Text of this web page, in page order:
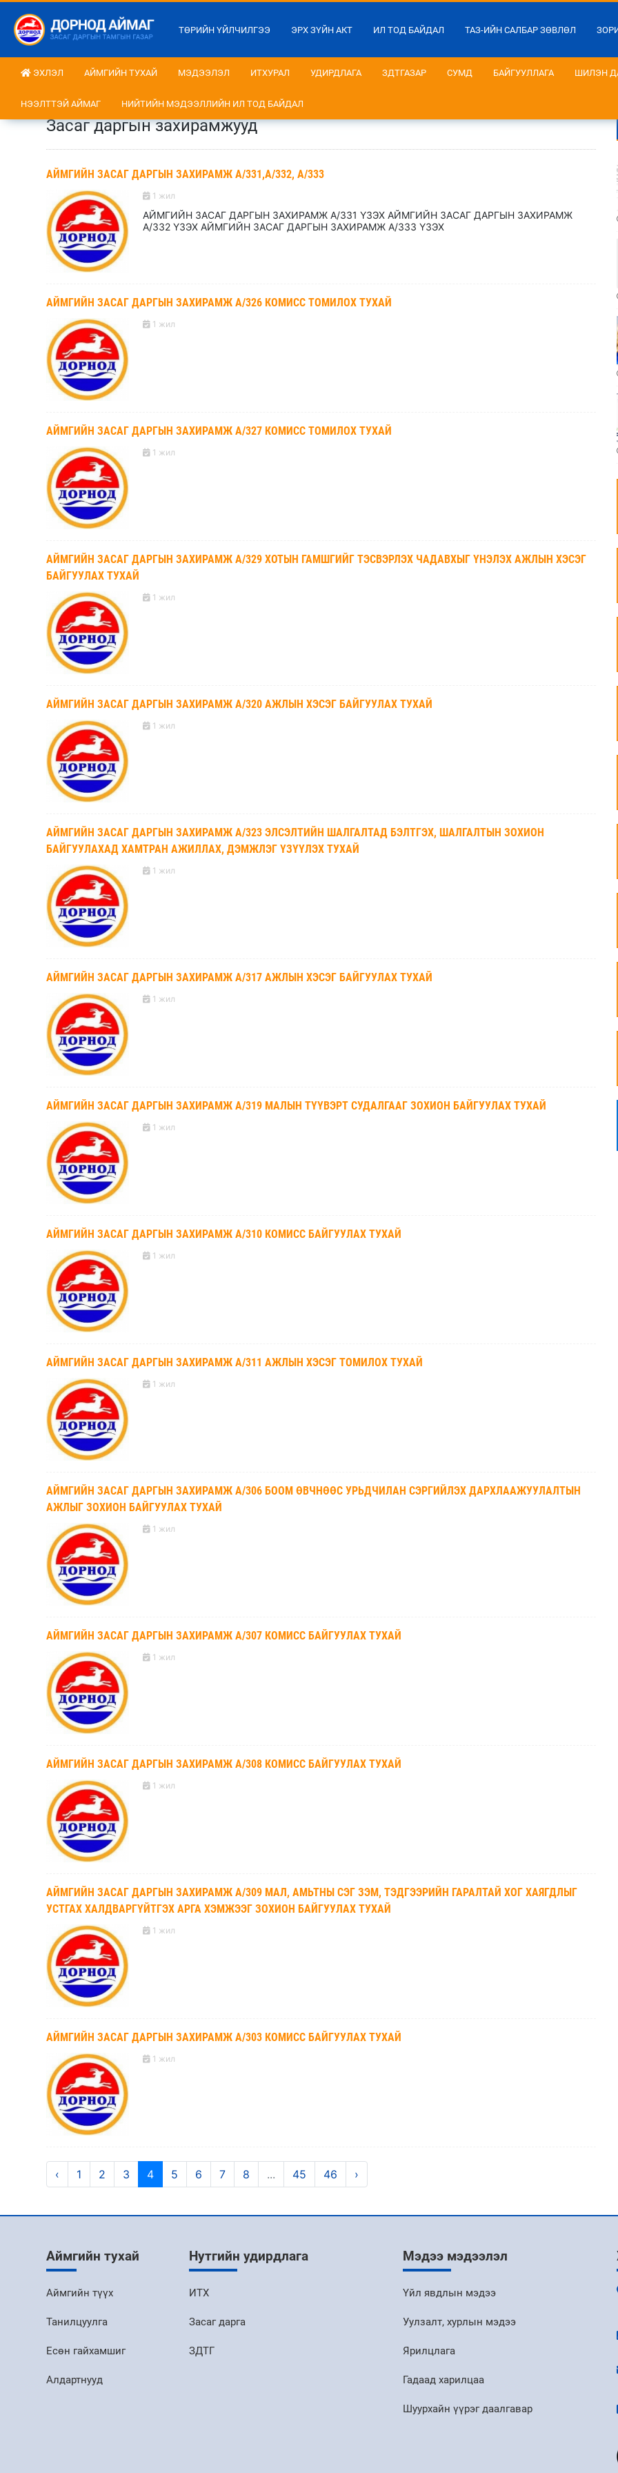
ТӨРИЙН ҮЙЛЧИЛГЭЭ ЭРХ ЗҮЙН АКТ ИЛ ТОД БАЙДАЛ ТАЗ-ИЙН САЛБАР ЗӨВЛӨЛ
ЭХЛЭЛ АЙМГИЙН ТУХАЙ МЭДЭЭЛЭЛ ИТХУРАЛ УДИРДЛАГА ЗДТГАЗАР СУМД БАЙГУУЛЛАГА ШИЛЭН
НЭЭЛТТЭЙ АЙМАГ НИЙТИЙН МЭДЭЭЛЛИЙН ИЛ ТОД БАЙДАЛ
Засаг даргын захирамжууд
АЙМГИЙН ЗАСАГ ДАРГЫН ЗАХИРАМЖ А/331,А/332, А/333
1 жил
АЙМГИЙН ЗАСАГ ДАРГЫН ЗАХИРАМЖ А/331 ҮЗЭХ АЙМГИЙН ЗАСАГ ДАРГЫН ЗАХИРАМЖ
А/332 ҮЗЭХ АЙМГИЙН ЗАСАГ ДАРГЫН ЗАХИРАМЖ А/333 ҮЗЭХ
АЙМГИЙН ЗАСАГ ДАРГЫН ЗАХИРАМЖ А/326 КОМИСС ТОМИЛОХ ТУХАЙ
1 жил
АЙМГИЙН ЗАСАГ ДАРГЫН ЗАХИРАМЖ А/327 КОМИСС ТОМИЛОХ ТУХАЙ
1 жил
АЙМГИЙН ЗАСАГ ДАРГЫН ЗАХИРАМЖ А/329 ХОТЫН ГАМШГИЙГ ТЭСВЭРЛЭХ ЧАДАВХЫГ ҮНЭЛЭХ АЖЛЫН ХЭСЭГ
БАЙГУУЛАХ ТУХАЙ
1 жил
АЙМГИЙН ЗАСАГ ДАРГЫН ЗАХИРАМЖ А/320 АЖЛЫН ХЭСЭГ БАЙГУУЛАХ ТУХАЙ
1 жил
АЙМГИЙН ЗАСАГ ДАРГЫН ЗАХИРАМЖ А/323 ЭЛСЭЛТИЙН ШАЛГАЛТАД БЭЛТГЭХ, ШАЛГАЛТЫН ЗОХИОН
БАЙГУУЛАХАД ХАМТРАН АЖИЛЛАХ, ДЭМЖЛЭГ ҮЗҮҮЛЭХ ТУХАЙ
1 жил
АЙМГИЙН ЗАСАГ ДАРГЫН ЗАХИРАМЖ А/317 АЖЛЫН ХЭСЭГ БАЙГУУЛАХ ТУХАЙ
1 жил
АЙМГИЙН ЗАСАГ ДАРГЫН ЗАХИРАМЖ А/319 МАЛЫН ТҮҮВЭРТ СУДАЛГААГ ЗОХИОН БАЙГУУЛАХ ТУХАЙ
1 жил
АЙМГИЙН ЗАСАГ ДАРГЫН ЗАХИРАМЖ А/310 КОМИСС БАЙГУУЛАХ ТУХАЙ
1 жил
АЙМГИЙН ЗАСАГ ДАРГЫН ЗАХИРАМЖ А/311 АЖЛЫН ХЭСЭГ ТОМИЛОХ ТУХАЙ
1 жил
АЙМГИЙН ЗАСАГ ДАРГЫН ЗАХИРАМЖ А/306 БООМ ӨВЧНӨӨС УРЬДЧИЛАН СЭРГИЙЛЭХ ДАРХЛААЖУУЛАЛТЫН
АЖЛЫГ ЗОХИОН БАЙГУУЛАХ ТУХАЙ
1 жил
АЙМГИЙН ЗАСАГ ДАРГЫН ЗАХИРАМЖ А/307 КОМИСС БАЙГУУЛАХ ТУХАЙ
1 жил
АЙМГИЙН ЗАСАГ ДАРГЫН ЗАХИРАМЖ А/308 КОМИСС БАЙГУУЛАХ ТУХАЙ
1 жил
АЙМГИЙН ЗАСАГ ДАРГЫН ЗАХИРАМЖ А/309 МАЛ, АМЬТНЫ СЭГ ЗЭМ, ТЭДГЭЭРИЙН ГАРАЛТАЙ ХОГ ХАЯГДЛЫГ
УСТГАХ ХАЛДВАРГҮЙТГЭХ АРГА ХЭМЖЭЭГ ЗОХИОН БАЙГУУЛАХ ТУХАЙ
1 жил
АЙМГИЙН ЗАСАГ ДАРГЫН ЗАХИРАМЖ А/303 КОМИСС БАЙГУУЛАХ ТУХАЙ
1 жил
‹ 1 2 3 4 5 6 7 8 ... 45 46 ›
Аймгийн тухай
Аймгийн түүх
Танилцуулга
Есөн гайхамшиг
Алдартнууд
Нутгийн удирдлага
ИТХ
Засаг дарга
ЗДТГ
Мэдээ мэдээлэл
Үйл явдлын мэдээ
Уулзалт, хурлын мэдээ
Ярилцлага
Гадаад харилцаа
Шуурхайн үүрэг даалгавар